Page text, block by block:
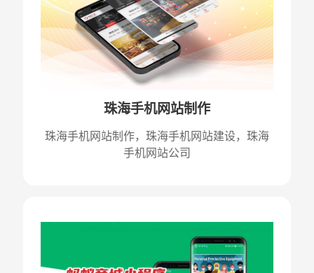
珠海手机网站制作
珠海手机网站制作，珠海手机网站建设，珠海
手机网站公司